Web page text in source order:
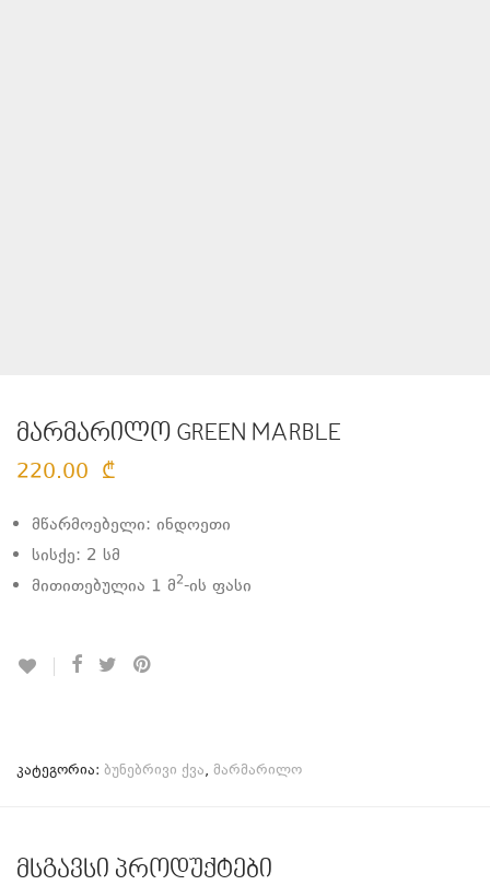
მარმარილო GREEN MARBLE
220.00 ₾
მწარმოებელი: ინდოეთი
სისქე: 2 სმ
მითითებულია 1 მ2-ის ფასი
კატეგორია: ბუნებრივი ქვა, მარმარილო
მსგავსი პროდუქტები